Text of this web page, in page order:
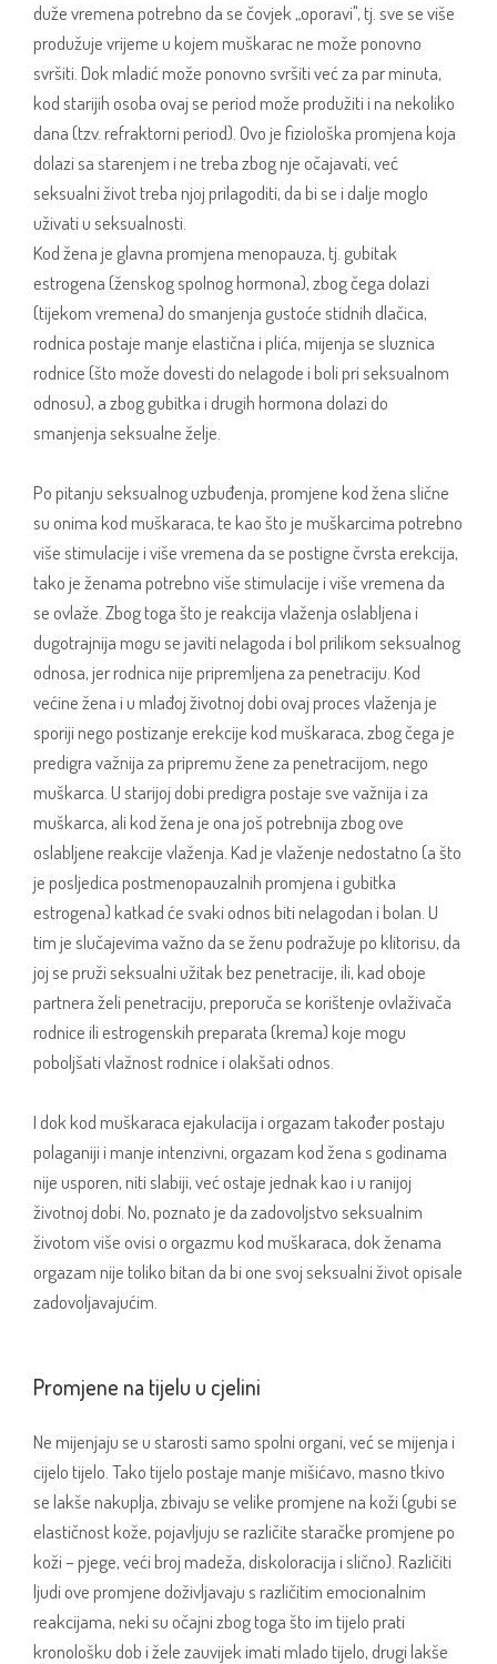
duže vremena potrebno da se čovjek „oporavi", tj. sve se više
produžuje vrijeme u kojem muškarac ne može ponovno
svršiti. Dok mladić može ponovno svršiti već za par minuta,
kod starijih osoba ovaj se period može produžiti i na nekoliko
dana (tzv. refraktorni period). Ovo je fiziološka promjena koja
dolazi sa starenjem i ne treba zbog nje očajavati, već
seksualni život treba njoj prilagoditi, da bi se i dalje moglo
uživati u seksualnosti.
Kod žena je glavna promjena menopauza, tj. gubitak
estrogena (ženskog spolnog hormona), zbog čega dolazi
(tijekom vremena) do smanjenja gustoće stidnih dlačica,
rodnica postaje manje elastična i plića, mijenja se sluznica
rodnice (što može dovesti do nelagode i boli pri seksualnom
odnosu), a zbog gubitka i drugih hormona dolazi do
smanjenja seksualne želje.
Po pitanju seksualnog uzbuđenja, promjene kod žena slične
su onima kod muškaraca, te kao što je muškarcima potrebno
više stimulacije i više vremena da se postigne čvrsta erekcija,
tako je ženama potrebno više stimulacije i više vremena da
se ovlaže. Zbog toga što je reakcija vlaženja oslabljena i
dugotrajnija mogu se javiti nelagoda i bol prilikom seksualnog
odnosa, jer rodnica nije pripremljena za penetraciju. Kod
većine žena i u mlađoj životnoj dobi ovaj proces vlaženja je
sporiji nego postizanje erekcije kod muškaraca, zbog čega je
predigra važnija za pripremu žene za penetracijom, nego
muškarca. U starijoj dobi predigra postaje sve važnija i za
muškarca, ali kod žena je ona još potrebnija zbog ove
oslabljene reakcije vlaženja. Kad je vlaženje nedostatno (a što
je posljedica postmenopauzalnih promjena i gubitka
estrogena) katkad će svaki odnos biti nelagodan i bolan. U
tim je slučajevima važno da se ženu podražuje po klitorisu, da
joj se pruži seksualni užitak bez penetracije, ili, kad oboje
partnera želi penetraciju, preporuča se korištenje ovlaživača
rodnice ili estrogenskih preparata (krema) koje mogu
poboljšati vlažnost rodnice i olakšati odnos.
I dok kod muškaraca ejakulacija i orgazam također postaju
polaganiji i manje intenzivni, orgazam kod žena s godinama
nije usporen, niti slabiji, već ostaje jednak kao i u ranijoj
životnoj dobi. No, poznato je da zadovoljstvo seksualnim
životom više ovisi o orgazmu kod muškaraca, dok ženama
orgazam nije toliko bitan da bi one svoj seksualni život opisale
zadovoljavajućim.
Promjene na tijelu u cjelini
Ne mijenjaju se u starosti samo spolni organi, već se mijenja i
cijelo tijelo. Tako tijelo postaje manje mišićavo, masno tkivo
se lakše nakuplja, zbivaju se velike promjene na koži (gubi se
elastičnost kože, pojavljuju se različite staračke promjene po
koži – pjege, veći broj madeža, diskoloracija i slično). Različiti
ljudi ove promjene doživljavaju s različitim emocionalnim
reakcijama, neki su očajni zbog toga što im tijelo prati
kronološku dob i žele zauvijek imati mlado tijelo, drugi lakše